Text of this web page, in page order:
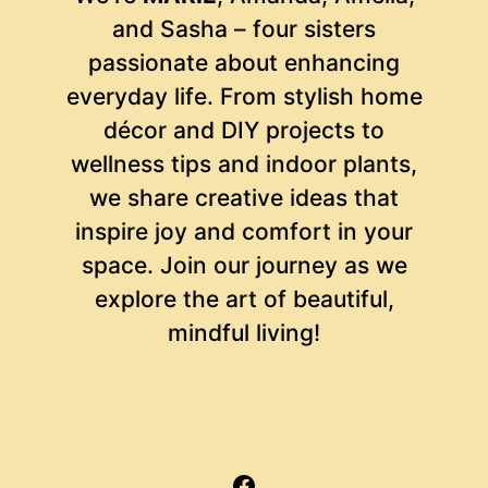
and Sasha – four sisters
passionate about enhancing
everyday life. From stylish home
décor and DIY projects to
wellness tips and indoor plants,
we share creative ideas that
inspire joy and comfort in your
space. Join our journey as we
explore the art of beautiful,
mindful living!